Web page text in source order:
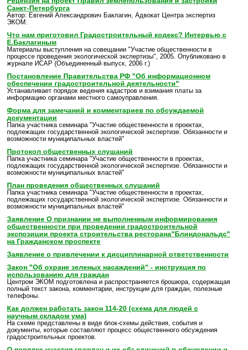
Санкт-Петербурга
Автор: Евгений Александрович Баклагин, Адвокат Центра экспертиз
ЭКОМ.
Что нам приготовил Градостроительный кодекс? Интервью с
Е.Баклагиным
Материалы выступления на совещании "Участие общественности в
процессе проведения экологической экспертизы", 2005. Опубликовано в
журнале ИСАР (Объединенный выпуск, 2006 г.)
Постановление Правительства РФ "Об информационном
обеспечении градостроительной деятельности"
Устанавливает порядок ведения кадастров и взимания платы за
информацию органами местного самоуправления.
Форма для замечаний и комментариев по обсуждаемой
документации
Папка участника семинара "Участие общественности в проектах,
подлежащих государственной экологической экспертизе. Обязанности и
возможности муниципальных властей"
Протокол общественных слушаний
Папка участника семинара "Участие общественности в проектах,
подлежащих государственной экологической экспертизе. Обязанности и
возможности муниципальных властей"
План проведения общественных слушаний
Папка участника семинара "Участие общественности в проектах,
подлежащих государственной экологической экспертизе. Обязанности и
возможности муниципальных властей"
Заявление О признании не выполненным информирования
общественности при проведении градостроительной
экспозиции проекта строительства ресторана"Блиндональдс"
на Гражданском проспекте
Заявление о привлечении к дисциплинарной ответственности
Закон "Об охране зеленых насаждений" - инструкция по
использованию для граждан
Центром ЭКОМ подготовлена и распространяется брошюра, содержащая
полный текст закона, комментарии, инструкции для граждан, полезные
телефоны.
Как должен работать закон 114-20 (схема для людей с
научным складом ума)
На схеме представлены в виде блок-схемы действия, события и
документы, которые составляют процесс общественного обсуждения
градостроительных проектов.